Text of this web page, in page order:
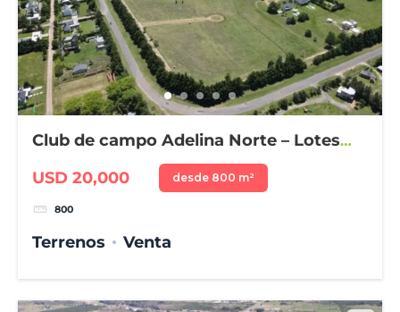
Club de campo Adelina Norte – Lotes
USD 20,000 desde 800 m²
800
Terrenos Venta